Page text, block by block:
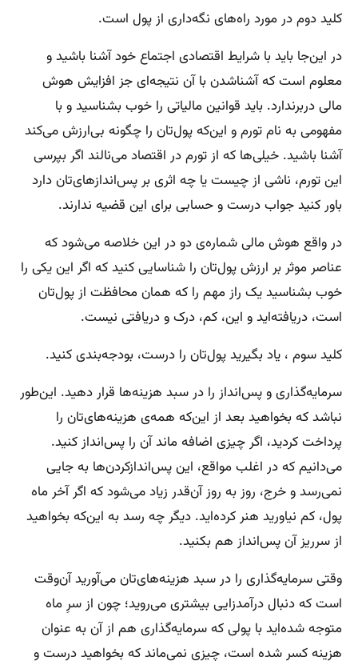
کلید دوم در مورد راه‌های نگه‌داری از پول است.
در این‌جا باید با شرایط اقتصادی اجتماع خود آشنا باشید و
معلوم است که آشناشدن با آن نتیجه‌ای جز افزایش هوش
مالی دربرندارد. باید قوانین مالیاتی را خوب بشناسید و با
مفهومی به نام تورم و این‌که پول‌تان را چگونه بی‌ارزش می‌کند
آشنا باشید. خیلی‌ها که از تورم در اقتصاد می‌نالند اگر بپرسی
این تورم، ناشی از چیست یا چه اثری بر پس‌اندازهای‌تان دارد
باور کنید جواب درست و حسابی برای این قضیه ندارند.
در واقع هوش مالی شماره‌ی دو در این خلاصه می‌شود که
عناصر موثر بر ارزش پول‌تان را شناسایی کنید که اگر این یکی را
خوب بشناسید یک راز مهم را که همان محافظت از پول‌تان
است، دریافته‌اید و این، کم، درک و دریافتی نیست.
کلید سوم ، یاد بگیرید پول‌تان را درست، بودجه‌بندی کنید.
سرمایه‌گذاری و پس‌انداز را در سبد هزینه‌ها قرار دهید. این‌طور
نباشد که بخواهید بعد از این‌که همه‌ی هزینه‌های‌تان را
پرداخت کردید، اگر چیزی اضافه ماند آن را پس‌انداز کنید.
می‌دانیم که در اغلب مواقع، این پس‌اندازکردن‌ها به جایی
نمی‌رسد و خرج، روز به روز آن‌قدر زیاد می‌شود که اگر آخر ماه
پول، کم نیاورید هنر کرده‌اید. دیگر چه رسد به این‌که بخواهید
از سرریز آن پس‌انداز هم بکنید.
وقتی سرمایه‌گذاری را در سبد هزینه‌های‌تان می‌آورید آن‌وقت
است که دنبال درآمدزایی بیشتری می‌روید؛ چون از سرِ ماه
متوجه شده‌اید با پولی که سرمایه‌گذاری هم از آن به عنوان
هزینه کسر شده است، چیزی نمی‌ماند که بخواهید درست و